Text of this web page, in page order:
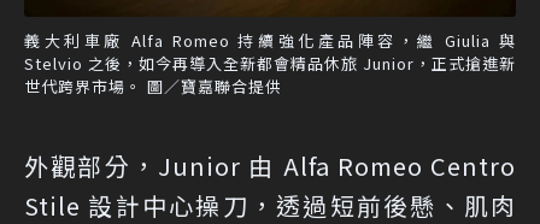
義大利車廠 Alfa Romeo 持續強化產品陣容，繼 Giulia 與
Stelvio 之後，如今再導入全新都會精品休旅 Junior，正式搶進新
世代跨界市場。 圖／寶嘉聯合提供
外觀部分，Junior 由 Alfa Romeo Centro
Stile 設計中心操刀，透過短前後懸、肌肉